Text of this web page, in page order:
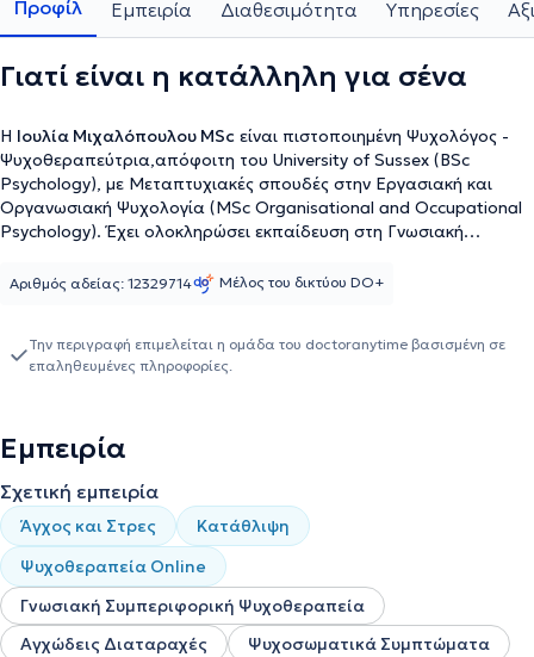
Προφίλ Εμπειρία Διαθεσιμότητα Υπηρεσίες
Γιατί είναι η κατάλληλη για σένα
Η Ιουλία Μιχαλόπουλου MSc είναι πιστοποιημένη Ψυχολόγος -
Ψυχοθεραπεύτρια,απόφοιτη του University of Sussex (BSc
Psychology), με Μεταπτυχιακές σπουδές στην Εργασιακή και
Οργανωσιακή Ψυχολογία (MSc Organisational and Occupational
Psychology). Έχει ολοκληρώσει εκπαίδευση στη Γνωσιακή
Γνωσιακή Συμπεριφορική Κλινική Υπνοθεραπεία (Cognitive
σχέσεων, αυτοεκτίμησης και κρίσεων ζωής.Η επαγγελματική της
εμπειρία περιλαμβάνει τη συμμετοχή της ως βοηθού ψυχολόγου
εμβάθυνε στην κατανόηση και υποστήριξη θεμάτων ψυχικής
υγείας που αφορούν τις γυναίκες. Παράλληλα, εργάστηκε στο
Community Learning Disability Team – Bellbrook Centre (NHS) στο
Ηνωμένο Βασίλειο, αποκτώντας πολύτιμη εμπειρία στην
υποστήριξη ατόμων με αυτισμό και διαταραχή ελλειμματικής
προσοχής και υπερκινητικότητας (ΔΕΠΥ). Έχει επίσης εργαστεί ως
συνοδός παράλληλης στήριξης σε σχολικό πλαίσιο, με έμφαση
στις αναπτυξιακές και κοινωνικοσυναισθηματικές ανάγκες
παιδιών με νευροαναπτυξιακές διαταραχές.Οι εμπειρίες αυτές
Αριθμός αδείας: 12329714 Μέλος του δικτύου DO+
Την περιγραφή επιμελείται η ομάδα του doctoranytime βασισμένη σε
επαληθευμένες πληροφορίες.
Εμπειρία
Σχετική εμπειρία
Άγχος και Στρες
Κατάθλιψη
Ψυχοθεραπεία Online
Γνωσιακή Συμπεριφορική Ψυχοθεραπεία
Αγχώδεις Διαταραχές
Ψυχοσωματικά Συμπτώματα